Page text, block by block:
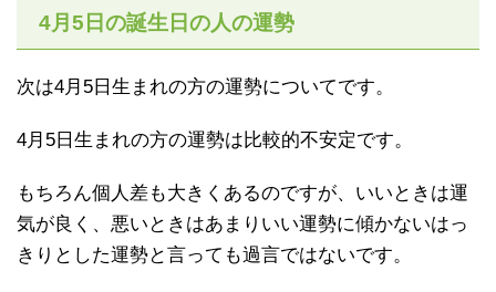
4月5日の誕生日の人の運勢
次は4月5日生まれの方の運勢についてです。
4月5日生まれの方の運勢は比較的不安定です。
もちろん個人差も大きくあるのですが、いいときは運
気が良く、悪いときはあまりいい運勢に傾かないはっ
きりとした運勢と言っても過言ではないです。